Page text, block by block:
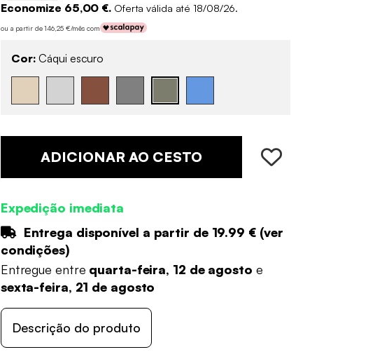
Economize 65,00 €. Oferta válida até 18/08/26.
ou a partir de 146,25 €/mês com
Cor: Cáqui escuro
ADICIONAR AO CESTO
Expedição imediata
Entrega disponível a partir de 19.99 €(ver
condições)
Entregue entre quarta-feira, 12 de agosto e
sexta-feira, 21 de agosto
Descrição do produto